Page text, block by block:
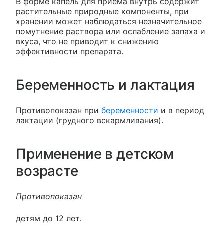
растительные природные компоненты, при
хранении может наблюдаться незначительное
помутнение раствора или ослабление запаха и
вкуса, что не приводит к снижению
эффективности препарата.
Беременность и лактация
Противопоказан при беременности и в период
лактации (грудного вскармливания).
Применение в детском
возрасте
Противопоказан
детям до 12 лет.